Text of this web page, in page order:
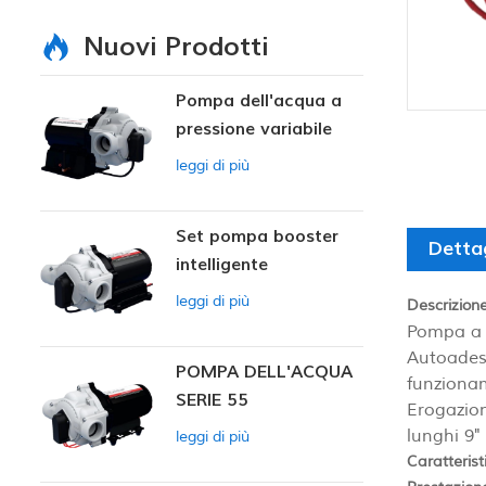
Pompa
lunghi 9"
Nuovi Prodotti
Pompa dell'acqua a
pressione variabile
intelligente
leggi di più
Set pompa booster
intelligente
leggi di più
POMPA DELL'ACQUA
SERIE 55
leggi di più